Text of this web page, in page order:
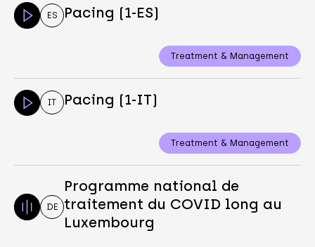
ES Pacing (1-ES)
Treatment & Management
IT Pacing (1-IT)
Treatment & Management
DE
Programme national de
traitement du COVID long au
Luxembourg